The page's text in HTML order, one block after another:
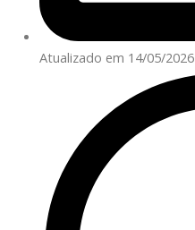
Atualizado em 14/05/2026